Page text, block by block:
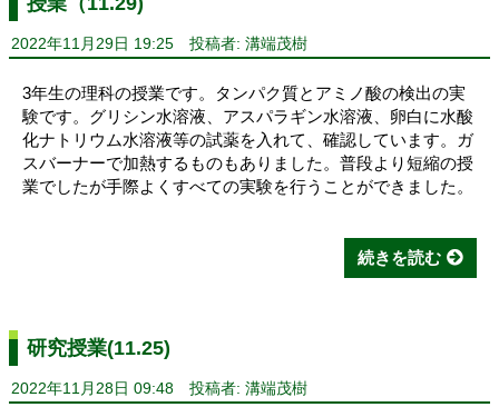
2022年11月29日 19:25 投稿者: 溝端茂樹
3年生の理科の授業です。タンパク質とアミノ酸の検出の実
験です。グリシン水溶液、アスパラギン水溶液、卵白に水酸
化ナトリウム水溶液等の試薬を入れて、確認しています。ガ
スバーナーで加熱するものもありました。普段より短縮の授
業でしたが手際よくすべての実験を行うことができました。
続きを読む
研究授業(11.25)
2022年11月28日 09:48 投稿者: 溝端茂樹